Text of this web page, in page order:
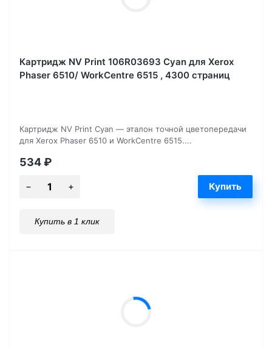
Картридж NV Print 106R03693 Cyan для Xerox
Phaser 6510/ WorkCentre 6515 , 4300 страниц
Картридж NV Print Cyan — эталон точной цветопередачи
для Xerox Phaser 6510 и WorkCentre 6515....
534₽
Купить в 1 клик